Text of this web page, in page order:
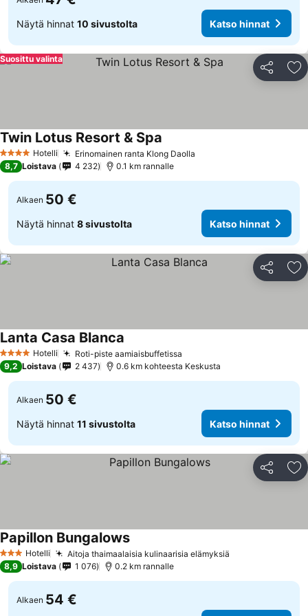
Näytä hinnat 10 sivustolta Katso hinnat
Jaa
Suosittu valinta
4 Tähtiluokitus
Hotelli Erinomainen ranta Klong Daolla
Twin Lotus Resort & Spa
8,7 Loistava 4 232 0.1 km rannalle
Alkaen 50 €
Näytä hinnat 8 sivustolta Katso hinnat
Jaa
4 Tähtiluokitus
Hotelli Roti-piste aamiaisbuffetissa
Lanta Casa Blanca
9,2 Loistava 2 437 0.6 km kohteesta Keskusta
Alkaen 50 €
Näytä hinnat 11 sivustolta Katso hinnat
Jaa
3 Tähtiluokitus
Hotelli Aitoja thaimaalaisia kulinaarisia elämyksiä
Papillon Bungalows
8,9 Loistava 1 076 0.2 km rannalle
Alkaen 54 €